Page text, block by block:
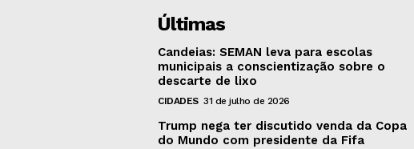
Últimas
Candeias: SEMAN leva para escolas
municipais a conscientização sobre o
descarte de lixo
CIDADES 31 de julho de 2026
Trump nega ter discutido venda da Copa
do Mundo com presidente da Fifa